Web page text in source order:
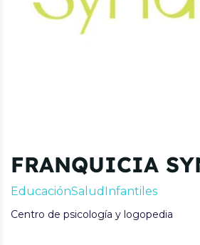
FRANQUICIA
EducaciónSalud Infantiles
Centro de psicología y logopedia